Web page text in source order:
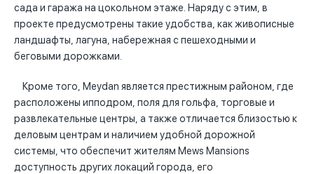
сада и гаража на цокольном этаже. Наряду с этим, в
проекте предусмотрены такие удобства, как живописные
ландшафты, лагуна, набережная с пешеходными и
беговыми дорожками.
Кроме того, Meydan является престижным районом, где
расположены ипподром, поля для гольфа, торговые и
развлекательные центры, а также отличается близостью к
деловым центрам и наличием удобной дорожной
системы, что обеспечит жителям Mews Mansions
доступность других локаций города, его